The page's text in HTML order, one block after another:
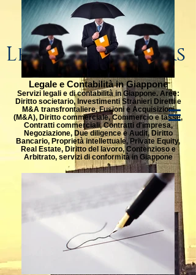
Lenge & Partners
Legale e Contabilità in Giappone
Servizi legali e di contabilità in Giappone. Aree:
Diritto societario, Investimenti Stranieri Diretti e
M&A transfrontaliere, Fusioni e Acquisizioni
(M&A), Diritto commerciale, Commercio e tasse,
Contratti commerciali, Contratti d'impresa,
Negoziazione, Due diligence e Audit, Diritto
Bancario, Proprietà intellettuale, Private Equity,
Real Estate, Diritto del lavoro, Contenzioso e
Arbitrato, servizi di conformità in Giappone